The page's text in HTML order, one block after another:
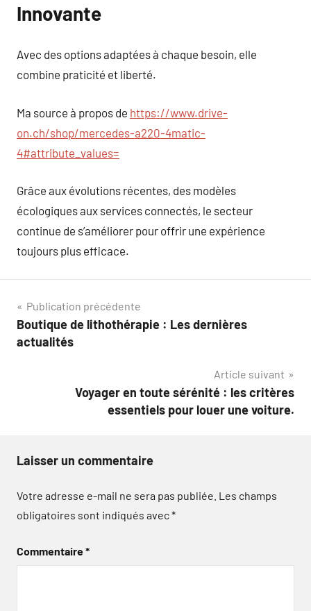
Innovante
Avec des options adaptées à chaque besoin, elle
combine praticité et liberté.
Ma source à propos de https://www.drive-
on.ch/shop/mercedes-a220-4matic-
4#attribute_values=
Grâce aux évolutions récentes, des modèles
écologiques aux services connectés, le secteur
continue de s’améliorer pour offrir une expérience
toujours plus efficace.
Navigation
de
Publication précédente
Boutique de lithothérapie : Les dernières
actualités
Article suivant
Voyager en toute sérénité : les critères
essentiels pour louer une voiture.
Laisser un commentaire
Votre adresse e-mail ne sera pas publiée. Les champs
obligatoires sont indiqués avec*
Commentaire*